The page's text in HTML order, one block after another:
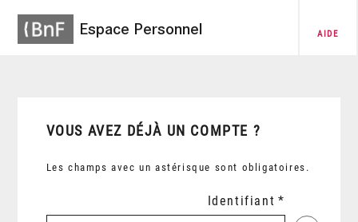
Espace Personnel AIDE
VOUS AVEZ DÉJÀ UN COMPTE ?
Les champs avec un astérisque sont obligatoires.
Identifiant